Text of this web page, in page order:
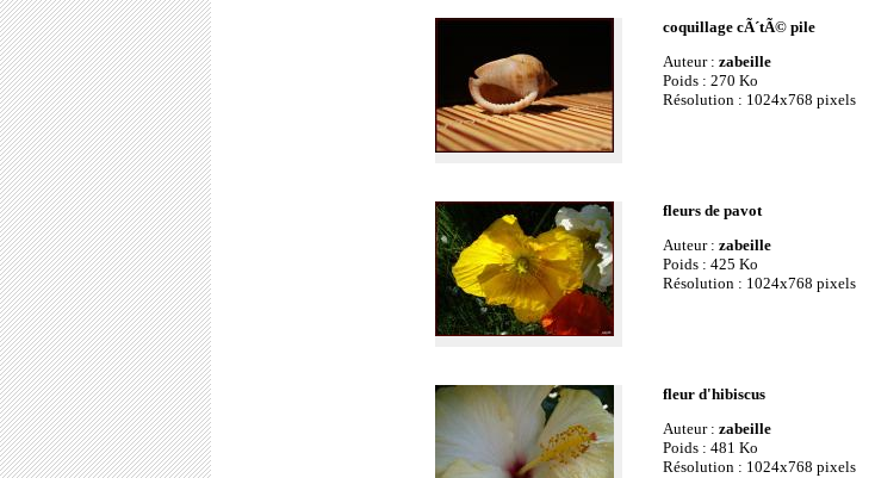
coquillage cÃ´tÃ© pile
Auteur : zabeille
Poids : 270 Ko
Résolution : 1024x768 pixels
fleurs de pavot
Auteur : zabeille
Poids : 425 Ko
Résolution : 1024x768 pixels
fleur d'hibiscus
Auteur : zabeille
Poids : 481 Ko
Résolution : 1024x768 pixels